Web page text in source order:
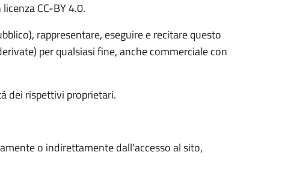
CC-BY 4.0.
rappresentare, eseguire e recitare questo
per qualsiasi fine, anche commerciale con
dei rispettivi proprietari.
o indirettamente dall'accesso al sito,